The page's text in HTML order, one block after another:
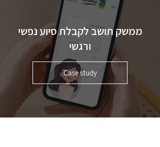
ממשק תושב לקבלת סיוע נפשי
ורגשי
Case study